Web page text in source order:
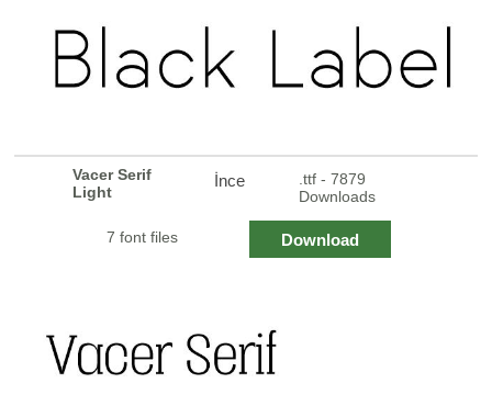
Vacer Serif
Light
İnce
.ttf - 7879
Downloads
7 font files Download